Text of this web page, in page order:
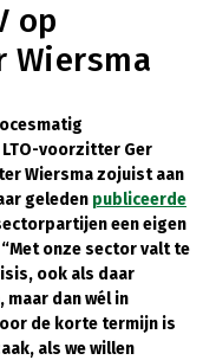
op
voorzitter Ger
Wiersma zojuist aan
geleden publiceerde
een eigen
onze sector valt te
ook als daar
dan wél in
de korte termijn is
als we willen